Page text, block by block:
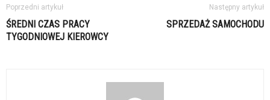
Poprzedni artykuł
ŚREDNI CZAS PRACY
TYGODNIOWEJ KIEROWCY
Następny artykuł
SPRZEDAŻ SAMOCHODU